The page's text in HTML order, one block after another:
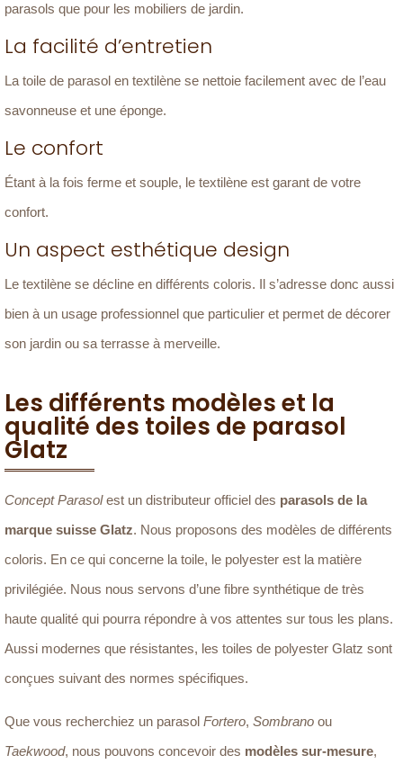
parasols que pour les mobiliers de jardin.
La facilité d’entretien
La toile de parasol en textilène se nettoie facilement avec de l’eau
savonneuse et une éponge.
Le confort
Étant à la fois ferme et souple, le textilène est garant de votre
confort.
Un aspect esthétique design
Le textilène se décline en différents coloris. Il s’adresse donc aussi
bien à un usage professionnel que particulier et permet de décorer
son jardin ou sa terrasse à merveille.
Les différents modèles et la
qualité des toiles de parasol
Glatz
Concept Parasolest un distributeur officiel des parasols de la
marque suisse Glatz. Nous proposons des modèles de différents
coloris. En ce qui concerne la toile, le polyester est la matière
privilégiée. Nous nous servons d’une fibre synthétique de très
haute qualité qui pourra répondre à vos attentes sur tous les plans.
Aussi modernes que résistantes, les toiles de polyester Glatz sont
conçues suivant des normes spécifiques.
Que vous recherchiez un parasol Fortero, Sombrano ou
Taekwood, nous pouvons concevoir des modèles sur-mesure,